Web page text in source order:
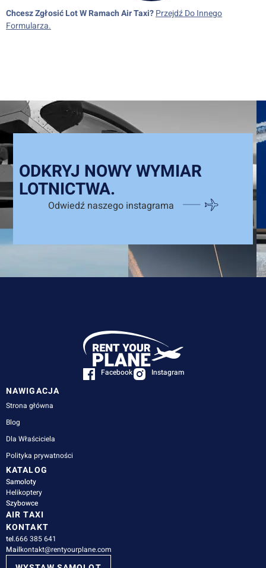
Chcesz Zgłosić Lot W Ramach Air Taxi?Przejdź Do Innego
Formularza.
ODKRYJ NOWY WYMIAR
LOTNICTWA.
Odwiedź naszego instagrama
Facebook Instagram
NAWIGACJA
Strona główna
Blog
Dla Właściciela
Polityka prywatności
KATALOG
Samoloty
Helikoptery
Szybowce
AIR TAXI
KONTAKT
tel.666 385 641
Mailkontakt@rentyourplane.com